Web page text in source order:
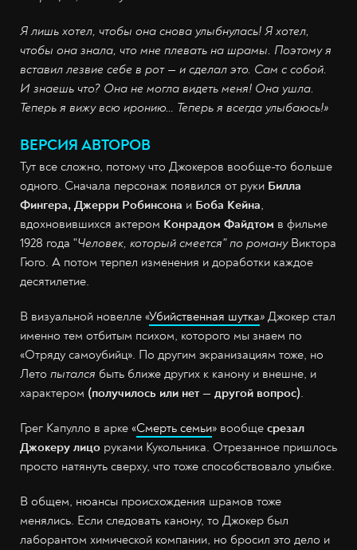
Я лишь хотел, чтобы она снова улыбнулась! Я хотел,
чтобы она знала, что мне плевать на шрамы. Поэтому я
вставил лезвие себе в рот — и сделал это. Сам с собой.
И знаешь что? Она не могла видеть меня! Она ушла.
Теперь я вижу всю иронию… Теперь я всегда улыбаюсь!»
ВЕРСИЯ АВТОРОВ
Тут все сложно, потому что Джокеров вообще-то больше
одного. Сначала персонаж появился от руки Билла
Фингера, Джерри Робинсона и Боба Кейна,
вдохновившихся актером Конрадом Файдтом в фильме
1928 года "Человек, который смеется" по романуВиктора
Гюго. А потом терпел изменения и доработки каждое
десятилетие.
В визуальной новелле «Убийственная шутка» Джокер стал
именно тем отбитым психом, которого мы знаем по
«Отряду самоубийц». По другим экранизациям тоже, но
Лето пытался быть ближе других к канону и внешне, и
характером (получилось или нет — другой вопрос).
Грег Капулло в арке «Смерть семьи» вообще срезал
Джокеру лицо руками Кукольника. Отрезанное пришлось
просто натянуть сверху, что тоже способствовало улыбке.
В общем, нюансы происхождения шрамов тоже
менялись. Если следовать канону, то Джокер был
лаборантом химической компании, но бросил это дело и